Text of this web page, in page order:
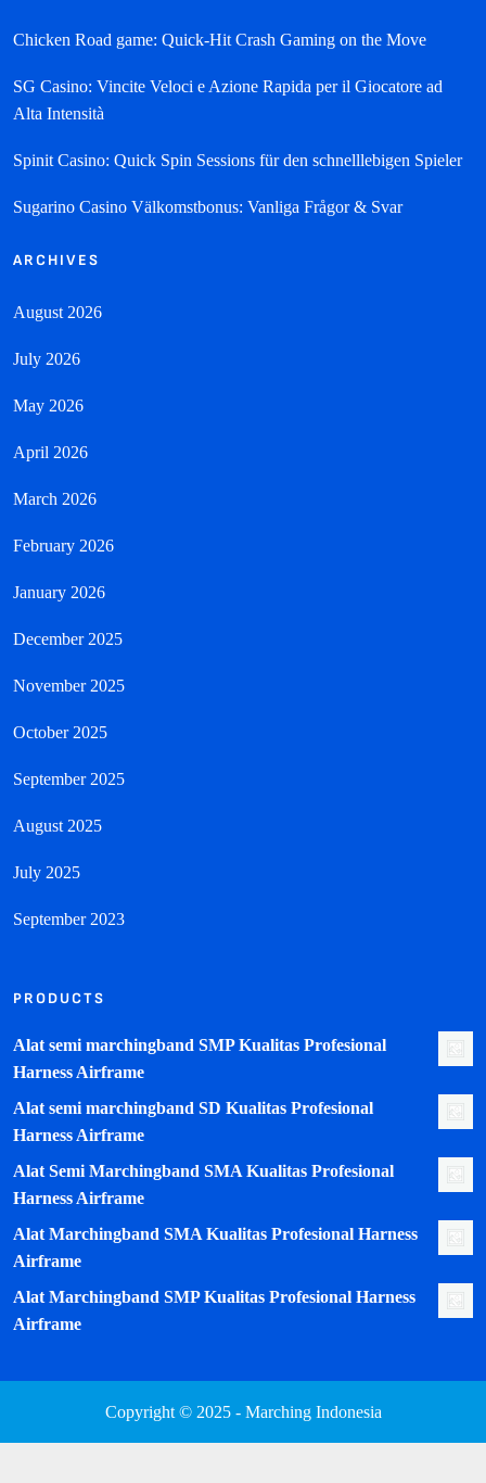
Chicken Road game: Quick‑Hit Crash Gaming on the Move
SG Casino: Vincite Veloci e Azione Rapida per il Giocatore ad
Alta Intensità
Spinit Casino: Quick Spin Sessions für den schnelllebigen Spieler
Sugarino Casino Välkomstbonus: Vanliga Frågor & Svar
ARCHIVES
August 2026
July 2026
May 2026
April 2026
March 2026
February 2026
January 2026
December 2025
November 2025
October 2025
September 2025
August 2025
July 2025
September 2023
PRODUCTS
Alat semi marchingband SMP Kualitas Profesional
Harness Airframe
Alat semi marchingband SD Kualitas Profesional
Harness Airframe
Alat Semi Marchingband SMA Kualitas Profesional
Harness Airframe
Alat Marchingband SMA Kualitas Profesional Harness
Airframe
Alat Marchingband SMP Kualitas Profesional Harness
Airframe
Copyright © 2025 - Marching Indonesia